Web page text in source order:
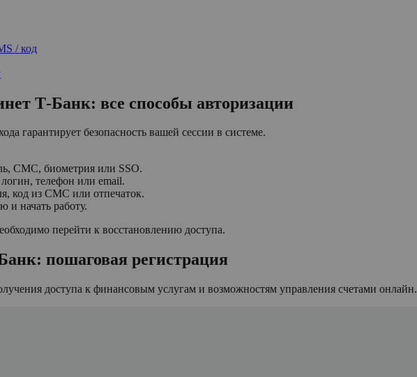
/ код
Т-Банк: все способы авторизации
гарантирует безопасность вашей сессии в системе.
СМС, биометрия или SSO.
телефон или email.
код из СМС или отпечаток.
и начать работу.
перейти к восстановлению доступа.
пошаговая регистрация
доступа к финансовым услугам и возможностям управления счетами онлайн.